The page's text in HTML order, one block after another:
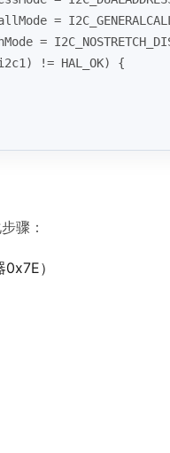
=
=
!= HAL_OK) {
骤：
）